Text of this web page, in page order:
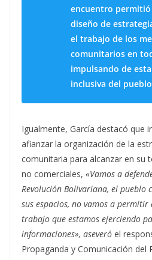
encuentro permitió
diseño de
el trabajo de los
comunitarios en
impulsando de
inclusiva del
Igualmente, García destacó que
afianzar la organización de la
comunitaria para alcanzar en su
no comerciales, «Vamos a
Revolución Bolivariana, el pueblo
sus espacios, no vamos a
trabajo que estamos ejerciendo
informaciones», aseveró el
Propaganda y Comunicación del